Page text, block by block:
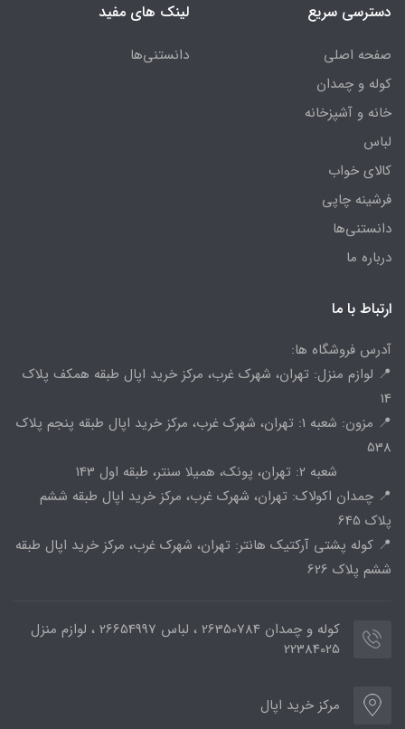
دسترسی سریع
صفحه اصلی
کوله و چمدان
خانه و آشپزخانه
لباس
کالای خواب
فرشینه چاپی
دانستنی‌ها
درباره ما
لینک های مفید
دانستنی‌ها
ارتباط با ما
آدرس فروشگاه ها:
📍 لوازم منزل: تهران، شهرک غرب، مرکز خرید اپال طبقه همکف پلاک
14
📍 مزون: شعبه 1: تهران، شهرک غرب، مرکز خرید اپال طبقه پنجم پلاک
538
شعبه 2: تهران، پونک، همیلا سنتر، طبقه اول 143
📍 چمدان اکولاک: تهران، شهرک غرب، مرکز خرید اپال طبقه ششم
پلاک 645
📍 کوله پشتی آرکتیک هانتر: تهران، شهرک غرب، مرکز خرید اپال طبقه
ششم پلاک 626
کوله و چمدان 26350784 ، لباس 26654997 ، لوازم منزل
22384025
مرکز خرید اپال